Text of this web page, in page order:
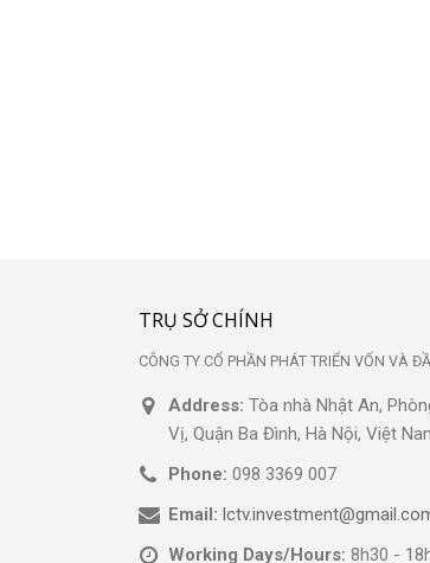
TRỤ SỞ CHÍNH
CÔNG TY CỔ PHẦN PHÁT TRIỂN VỐN VÀ
Address: Tòa nhà Nhật An,
Vị, Quận Ba Đình, Hà Nội, Việt
Phone: 098 3369 007
Email:
Working Days/Hours: 8h30 -